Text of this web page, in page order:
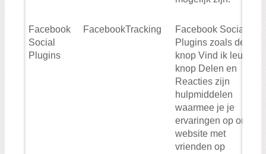
Facebook
Social
Plugins
FacebookTracking
Facebook Social
Plugins zoals de
knop Vind ik leuk, de
knop Delen en
Reacties zijn
hulpmiddelen
waarmee je je
ervaringen op onze
website met
vrienden op